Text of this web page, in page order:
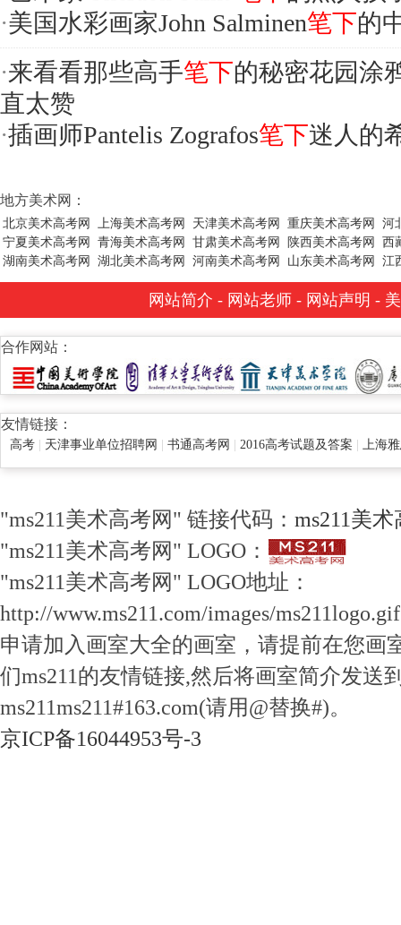
·美国水彩画家John Salminen笔下的
·来看看那些高手笔下的秘密花园涂
直太赞
·插画师Pantelis Zografos笔下迷人的
地方美术网：
北京美术高考网 上海美术高考网 天津美术高考网 重庆美术高考网
河
宁夏美术高考网
青海美术高考网 甘肃美术高考网 陕西美术高考网
西
湖南美术高考网
湖北美术高考网 河南美术高考网 山东美术高考网 江
网站简介 - 网站老师 - 网站声明 -
合作网站：
友情链接：
高考 天津事业单位招聘网 书通高考网 2016高考试题及答案 上海
"ms211美术高考网" 链接代码： ms211美
"ms211美术高考网" LOGO：
"ms211美术高考网" LOGO地址：
http://www.ms211.com/images/ms211logo.gif
申请加入画室大全的画室，请提前在您画
们ms211的友情链接,然后将画室简介发送
ms211ms211#163.com(请用@替换#)。
京ICP备16044953号-3